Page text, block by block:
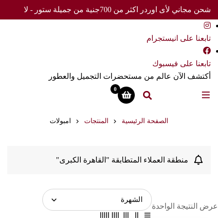
شحن مجاني لأى اوردر اكثر من 700جنية من جميلة ستور - لا
تفوت العرض
تابعنا على انيستجرام
تابعنا على فيسبوك
أكتشف الآن عالم من مستحضرات التجميل والعطور
0
الصفحة الرئيسية المنتجات امبولات
منطقة العملاء المتطابقة "القاهرة الكبرى"
عرض النتيجة الواحدة